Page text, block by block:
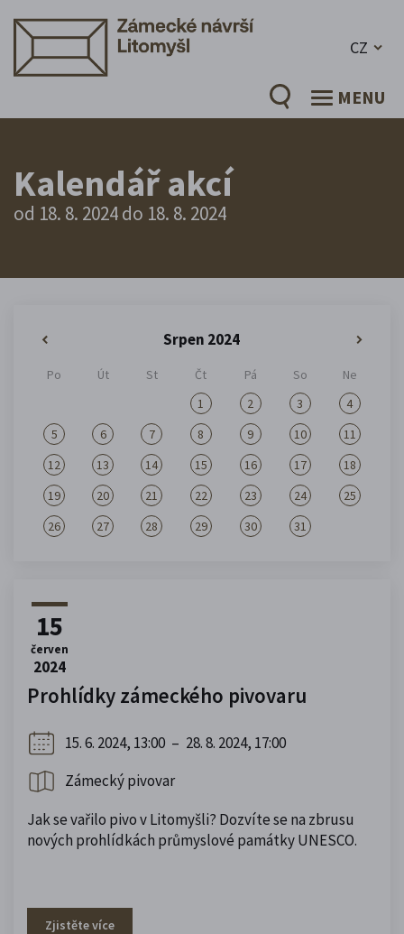
CZ
MENU
Kalendář akcí
od 18. 8. 2024 do 18. 8. 2024
Srpen 2024
Po Út St Čt Pá So
Ne
1
2 3
4
5
6 7 8 9 10
11
12
13 14 15 16 17
18
19
20 21 22 23 24
25
26
27 28 29 30 31
15
červen
2024
Prohlídky zámeckého pivovaru
15. 6. 2024, 13:00 – 28. 8. 2024, 17:00
Zámecký pivovar
Jak se vařilo pivo v Litomyšli? Dozvíte se na zbrusu
nových prohlídkách průmyslové památky UNESCO.
Zjistěte více